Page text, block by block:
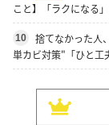
こと】「ラクになる
10
捨てなかった人
単カビ対策"「ひと工